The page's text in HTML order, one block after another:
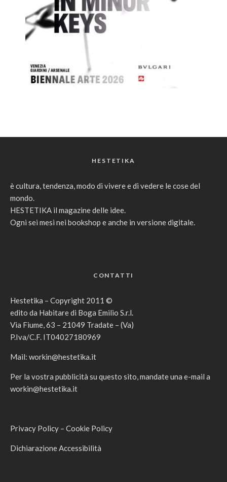
HESTETIKA
è cultura, tendenza, modo di vivere e di vedere le cose del
mondo.
HESTETIKA il magazine delle idee.
Ogni sei mesi nei bookshop e anche in versione digitale.
CONTATTI
Hestetika – Copyright 2011 ©
edito da Habitare di Boga Emilio S.r.l.
Via Fiume, 63 – 21049 Tradate – (Va)
P.Iva/C.F. IT04027180969
Mail: workin@hestetika.it
Per la vostra pubblicità su questo sito, mandate una e-mail a
workin@hestetika.it
Privacy Policy – Cookie Policy
Dichiarazione Accessibilità